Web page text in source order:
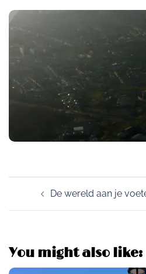
navigation
De wereld aan je
You might also like: